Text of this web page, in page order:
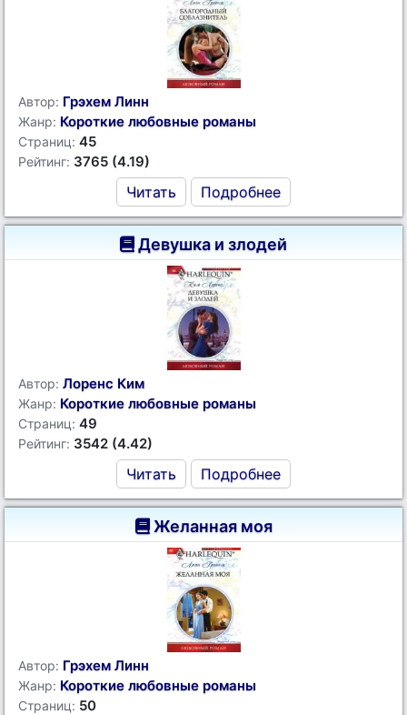
Автор: Грэхем Линн
Жанр: Короткие любовные романы
Страниц: 45
Рейтинг: 3765 (4.19)
Читать Подробнее
Девушка и злодей
Автор: Лоренс Ким
Жанр: Короткие любовные романы
Страниц: 49
Рейтинг: 3542 (4.42)
Читать Подробнее
Желанная моя
Автор: Грэхем Линн
Жанр: Короткие любовные романы
Страниц: 50